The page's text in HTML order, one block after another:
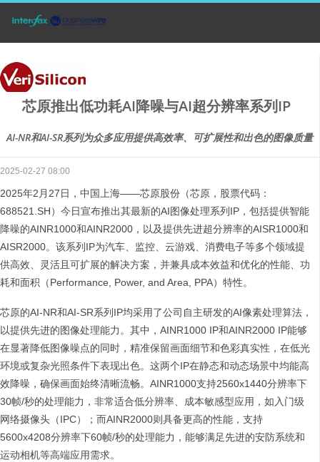
芯原推出低功耗AI降噪与AI超分辨率系列IP
AI-NR和AI-SR系列为众多应用提供高效率、可扩展性和出色的图像质量
2025-02-27 08:00
2025年2月27日，中国上海——芯原股份（芯原，股票代码：
688521.SH）今日宣布推出其最新的AI图像处理系列IP，包括提供智能
降噪的AINR1000和AINR2000，以及提供先进超分辨率的AISR1000和
AISR2000。该系列IP为汽车、监控、云游戏、消费电子等多个领域提
供高效、灵活且可扩展的解决方案，并兼具成本效益和优化的性能、功
耗和面积（Performance, Power, and Area, PPA）特性。
芯原的AI-NR和AI-SR系列IP均采用了公司自主研发的AI像素处理算法，
以提供先进的图像处理能力。其中，AINR1000 IP和AINR2000 IP能够
在显著降低图像噪点的同时，精准保留画面细节和色彩真实性，在低光
环境或复杂光照条件下表现出色。这两个IP在静态和动态场景中均能高
效降噪，确保画面始终清晰流畅。AINR1000支持2560x1440分辨率下
30帧/秒的处理能力，非常适合低分辨率、成本敏感型应用，如入门级
网络摄像头（IPC）；而AINR2000则具备更高的性能，支持
5600x4208分辨率下60帧/秒的处理能力，能够满足先进的安防系统和
运动相机等高端应用需求。